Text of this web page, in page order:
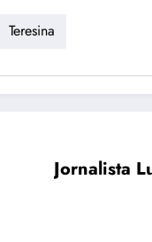
Teresina
Jornalista